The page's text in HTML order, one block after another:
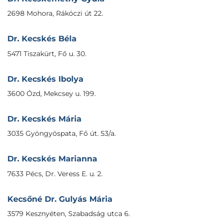
2698 Mohora, Rákóczi út 22.
Dr. Kecskés Béla
5471 Tiszakürt, Fő u. 30.
Dr. Kecskés Ibolya
3600 Ózd, Mekcsey u. 199.
Dr. Kecskés Mária
3035 Gyöngyöspata, Fő út. 53/a.
Dr. Kecskés Marianna
7633 Pécs, Dr. Veress E. u. 2.
Kecsőné Dr. Gulyás Mária
3579 Kesznyéten, Szabadság utca 6.